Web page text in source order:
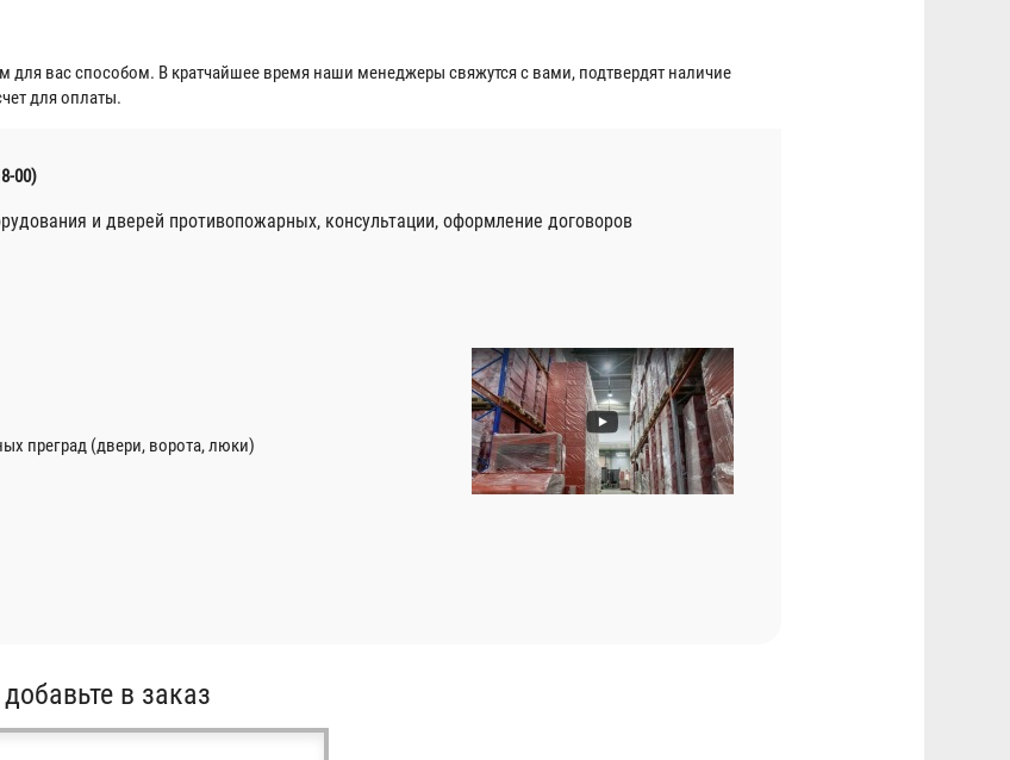
для вас способом. В кратчайшее время наши менеджеры свяжутся с вами, подтвердят наличие
для оплаты.
00)
и дверей противопожарных, консультации, оформление договоров
преград (двери, ворота, люки)
в заказ